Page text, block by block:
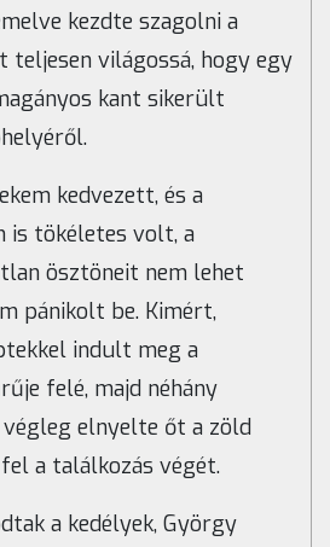
kezdte szagolni a
teljesen világossá, hogy egy
kant sikerült
kedvezett, és a
is tökéletes volt, a
ösztöneit nem lehet
pánikolt be. Kimért,
indult meg a
felé, majd néhány
elnyelte őt a zöld
a találkozás végét.
a kedélyek, György